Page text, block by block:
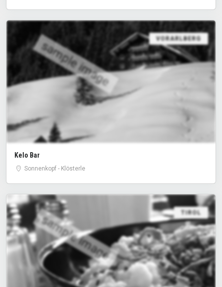
sample image
VORARLBERG
Kelo Bar
Sonnenkopf - Klösterle
sample image
TIROL